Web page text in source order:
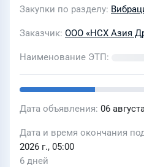
Закупки по разделу
Заказчик ООО «НСХ Азия
Наименование ЭТП
Дата объявления 06
Дата и время окончания
2026 г., 05:00
6 дней